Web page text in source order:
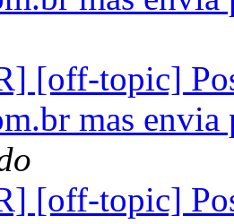
[off-topic]
mas
[off-topic]